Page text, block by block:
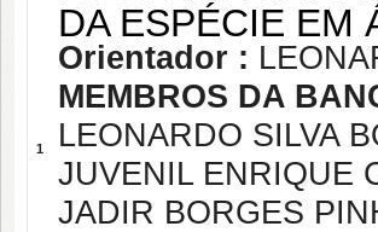
1
DA ESPÉCIE EM
Orientador :
MEMBROS DA
LEONARDO SILVA
JUVENIL ENRIQUE
JADIR BORGES